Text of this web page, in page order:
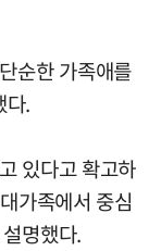
순한 가족애를
다.
있다고 확고하
가족에서 중심
명했다.